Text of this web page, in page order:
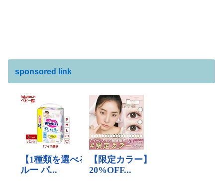
sponsored link